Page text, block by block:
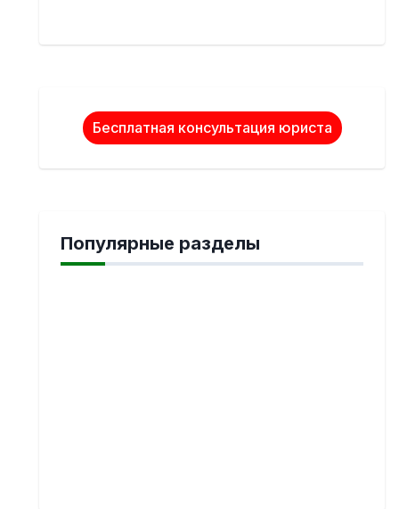
Бесплатная консультация юриста
Популярные разделы